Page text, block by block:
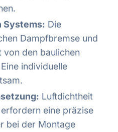
Systems: Die
Dampfbremse und
von den baulichen
individuelle
Luftdichtheit
eine präzise
bei der Montage